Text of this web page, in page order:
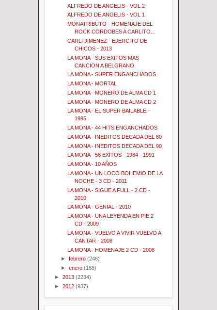
ALFREDO DE ANGELIS - VOL 2
ALFREDO DE ANGELIS - VOL 1
MONATRIBUTO - HOMENAJE DEL
ROCK CORDOBES A CARLITO...
CARLI JIMENEZ - EJERCITO DE
CHICOS - 2013
LA MONA - SUS EXITOS MAS
CANCION A BELGRANO
LA MONA - SUPER ENGANCHADOS
LA MONA - MORTAL
LA MONA - MONERO DE ALMA CD 1
LA MONA - MONERO DE ALMA CD 2
LA MONA - EL SUPER BAILABLE -
1995
LA MONA - 44 HITS ENGANCHADOS
LA MONA - INEDITOS DECADA DEL 80
LA MONA - INEDITOS DECADA DEL 90
LA MONA - 56 EXITOS - 1984 - 1991
LA MONA - 10 AÑOS
LA MONA - UN LOCO BOHEMIO DE LA
NOCHE - 3 CD - 2011
LA MONA - SIGUE A FULL - 2 CD -
2010
LA MONA - GENIAL - 2010
LA MONA - UNA LEYENDA EN PIE 2
CD - 2009
LA MONA - VUELVO A VIVIR VUELVO A
CANTAR - 2008
LA MONA - HOMENAJE 2 CD - 2008
►febrero (246)
►enero (188)
► 2013 (2234)
► 2012 (937)